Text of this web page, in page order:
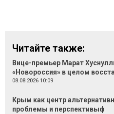
Читайте также:
Вице-премьер Марат
«Новороссия» в целом
08.08.2026 10:09
Крым как центр
проблемы и перспективыф